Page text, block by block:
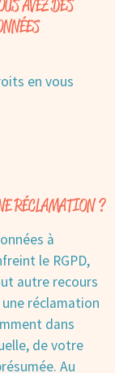
AVEZ DES
en vous
RÉCLAMATION ?
à
le RGPD,
autre recours
réclamation
dans
de votre
Au